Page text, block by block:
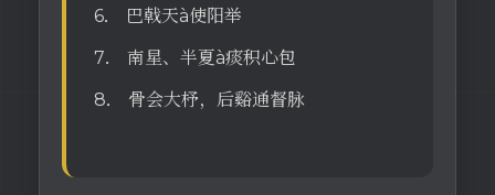
6． 巴戟天à使阳举
7． 南星、半夏à痰积心包
8． 骨会大杼，后谿通督脉